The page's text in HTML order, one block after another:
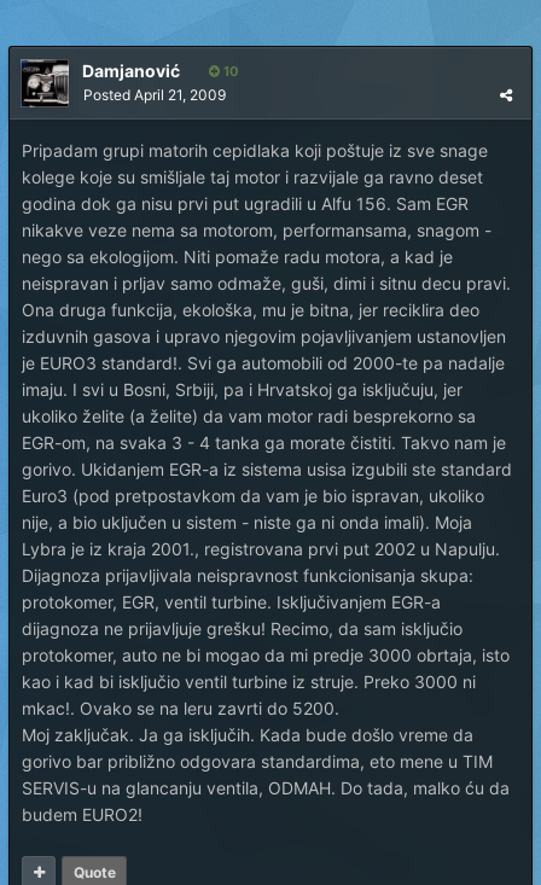
Damjanović 10
Posted April 21, 2009
Pripadam grupi matorih cepidlaka koji poštuje iz sve snage
kolege koje su smišljale taj motor i razvijale ga ravno deset
godina dok ga nisu prvi put ugradili u Alfu 156. Sam EGR
nikakve veze nema sa motorom, performansama, snagom -
nego sa ekologijom. Niti pomaže radu motora, a kad je
neispravan i prljav samo odmaže, guši, dimi i sitnu decu pravi.
Ona druga funkcija, ekološka, mu je bitna, jer reciklira deo
izduvnih gasova i upravo njegovim pojavljivanjem ustanovljen
je EURO3 standard!. Svi ga automobili od 2000-te pa nadalje
imaju. I svi u Bosni, Srbiji, pa i Hrvatskoj ga isključuju, jer
ukoliko želite (a želite) da vam motor radi besprekorno sa
EGR-om, na svaka 3 - 4 tanka ga morate čistiti. Takvo nam je
gorivo. Ukidanjem EGR-a iz sistema usisa izgubili ste standard
Euro3 (pod pretpostavkom da vam je bio ispravan, ukoliko
nije, a bio uključen u sistem - niste ga ni onda imali). Moja
Lybra je iz kraja 2001., registrovana prvi put 2002 u Napulju.
Dijagnoza prijavljivala neispravnost funkcionisanja skupa:
protokomer, EGR, ventil turbine. Isključivanjem EGR-a
dijagnoza ne prijavljuje grešku! Recimo, da sam isključio
protokomer, auto ne bi mogao da mi predje 3000 obrtaja, isto
kao i kad bi isključio ventil turbine iz struje. Preko 3000 ni
mkac!. Ovako se na leru zavrti do 5200.
Moj zaključak. Ja ga isključih. Kada bude došlo vreme da
gorivo bar približno odgovara standardima, eto mene u TIM
SERVIS-u na glancanju ventila, ODMAH. Do tada, malko ću da
budem EURO2!
Quote